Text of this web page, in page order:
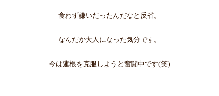
食わず嫌いだったんだなと反省。
なんだか大人になった気分です。
今は蓮根を克服しようと奮闘中です(笑)